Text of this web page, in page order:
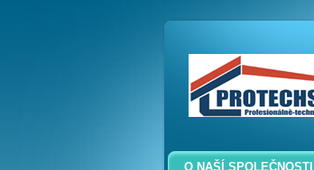
O NAŠÍ SPOLEČNOSTI